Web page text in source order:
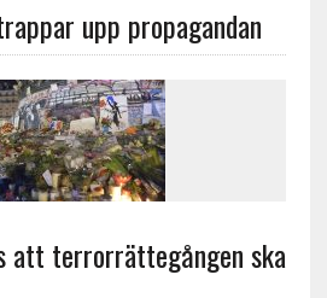
upp propagandan
att terrorrättegången ska